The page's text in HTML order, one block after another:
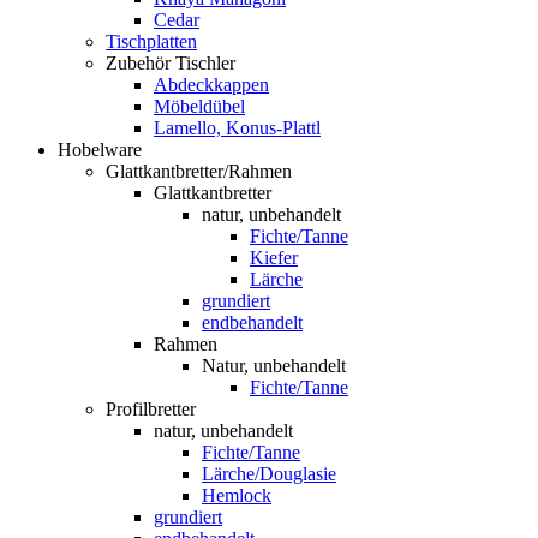
Cedar
Tischplatten
Zubehör Tischler
Abdeckkappen
Möbeldübel
Lamello, Konus-Plattl
Hobelware
Glattkantbretter/Rahmen
Glattkantbretter
natur, unbehandelt
Fichte/Tanne
Kiefer
Lärche
grundiert
endbehandelt
Rahmen
Natur, unbehandelt
Fichte/Tanne
Profilbretter
natur, unbehandelt
Fichte/Tanne
Lärche/Douglasie
Hemlock
grundiert